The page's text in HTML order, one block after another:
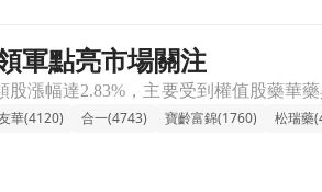
軍點亮市場關注
華(4120) 合一(4743) 寶齡富錦(1760) 松瑞藥